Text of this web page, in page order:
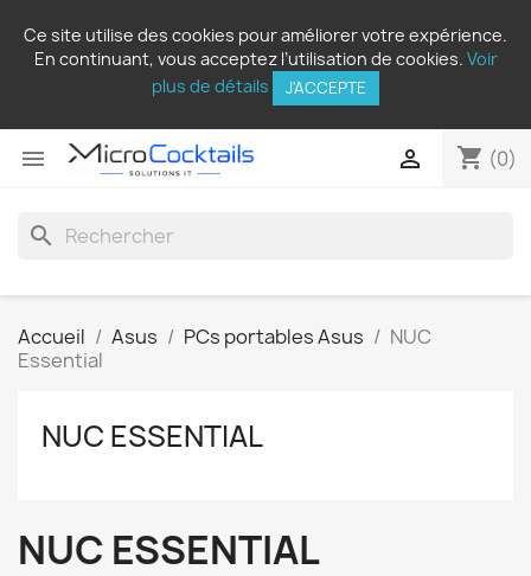
Ce site utilise des cookies pour améliorer votre expérience.
En continuant, vous acceptez l’utilisation de cookies. Voir
plus de détails
J'ACCEPTE
 shopping_cart (0)

search
Accueil Asus PCs portables Asus
NUC
Essential
NUC ESSENTIAL
NUC ESSENTIAL